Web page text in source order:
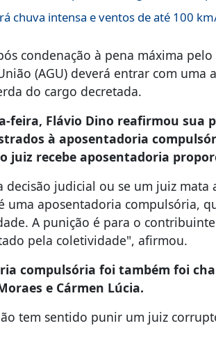
chuva intensa e ventos de até 100
condenação à pena máxima pelo
(AGU) deverá entrar com uma
do cargo decretada.
feira, Flávio Dino reafirmou sua
à aposentadoria
juiz recebe aposentadoria
decisão judicial ou se um juiz
uma aposentadoria compulsória,
A punição é para o
pela coletividade", afirmou.
compulsória foi também foi
e Cármen Lúcia.
tem sentido punir um juiz